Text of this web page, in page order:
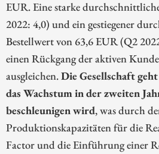
EUR. Eine starke
2022: 4,0) und ein gestiegener
Bestellwert von 63,6 EUR (Q2
einen Rückgang der aktiven
ausgleichen.Die Gesellschaft
das Wachstum in der zweiten
beschleunigen wird, was durch
Produktionskapazitäten für die
Factor und die Einführung einer